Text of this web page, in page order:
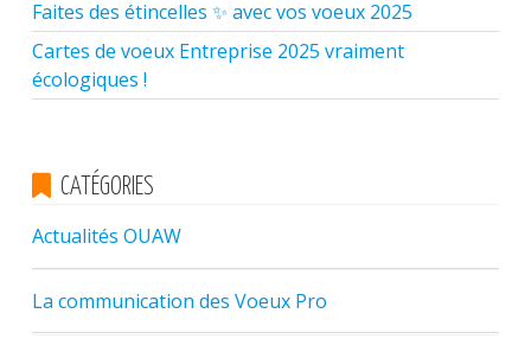
Faites des étincelles ✨ avec vos voeux 2025
Cartes de voeux Entreprise 2025 vraiment
écologiques !
CATÉGORIES
Actualités OUAW
La communication des Voeux Pro